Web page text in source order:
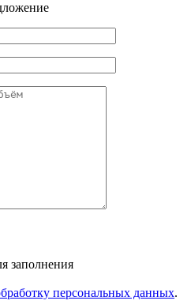
заполнения
персональных данных.